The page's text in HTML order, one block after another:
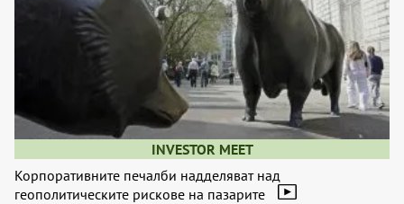
INVESTOR MEET
Корпоративните печалби надделяват над
геополитическите рискове на пазарите